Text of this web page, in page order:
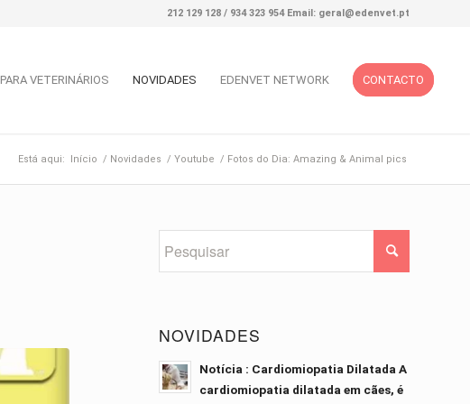
212 129 128 / 934 323 954 Email: geral@edenvet.pt
PARA VETERINÁRIOS NOVIDADES EDENVET NETWORK CONTACTO
Está aqui: Início / Novidades / Youtube / Fotos do Dia: Amazing & Animal pics
NOVIDADES
Notícia : Cardiomiopatia Dilatada A
cardiomiopatia dilatada em cães, é